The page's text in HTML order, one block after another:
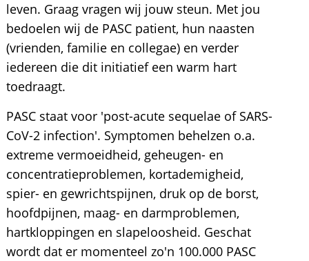
leven. Graag vragen wij jouw steun. Met jou
bedoelen wij de PASC patient, hun naasten
(vrienden, familie en collegae) en verder
iedereen die dit initiatief een warm hart
toedraagt.
PASC staat voor 'post-acute sequelae of SARS-
CoV-2 infection'. Symptomen behelzen o.a.
extreme vermoeidheid, geheugen- en
concentratieproblemen, kortademigheid,
spier- en gewrichtspijnen, druk op de borst,
hoofdpijnen, maag- en darmproblemen,
hartkloppingen en slapeloosheid. Geschat
wordt dat er momenteel zo'n 100.000 PASC